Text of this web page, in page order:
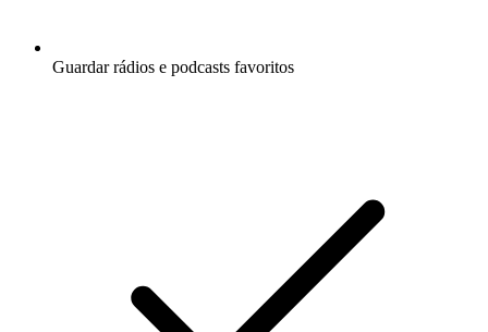
Guardar rádios e podcasts favoritos